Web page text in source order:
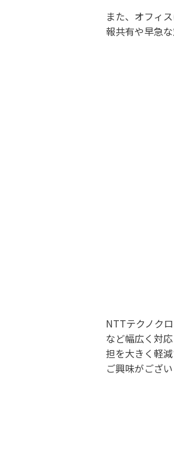
また、オフィ
報共有や早急
NTTテクノク
など幅広く対
担を大きく軽減
ご興味がござ